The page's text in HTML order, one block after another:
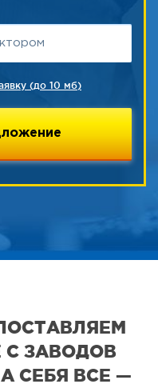
(до 10 мб)
ЗАВОДОВ
СЕБЯ ВСЕ —